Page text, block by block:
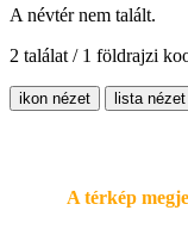
A névtér nem talált.
2 találat / 1 földrajzi
ikon nézet lista nézet
A térkép